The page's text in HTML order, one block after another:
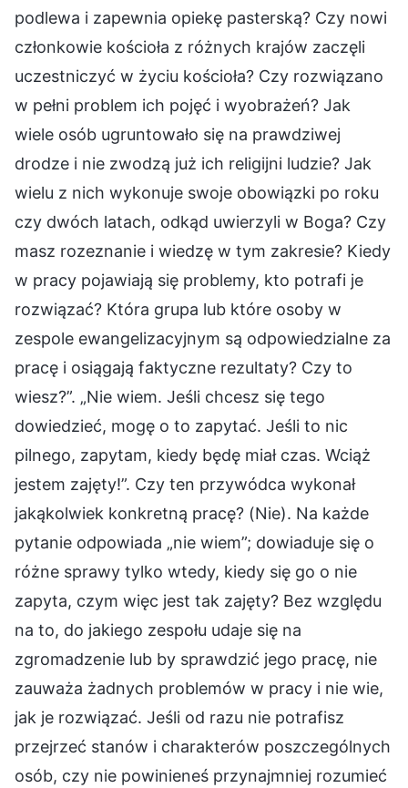
podlewa i zapewnia opiekę pasterską? Czy nowi
członkowie kościoła z różnych krajów zaczęli
uczestniczyć w życiu kościoła? Czy rozwiązano
w pełni problem ich pojęć i wyobrażeń? Jak
wiele osób ugruntowało się na prawdziwej
drodze i nie zwodzą już ich religijni ludzie? Jak
wielu z nich wykonuje swoje obowiązki po roku
czy dwóch latach, odkąd uwierzyli w Boga? Czy
masz rozeznanie i wiedzę w tym zakresie? Kiedy
w pracy pojawiają się problemy, kto potrafi je
rozwiązać? Która grupa lub które osoby w
zespole ewangelizacyjnym są odpowiedzialne za
pracę i osiągają faktyczne rezultaty? Czy to
wiesz?”. „Nie wiem. Jeśli chcesz się tego
dowiedzieć, mogę o to zapytać. Jeśli to nic
pilnego, zapytam, kiedy będę miał czas. Wciąż
jestem zajęty!”. Czy ten przywódca wykonał
jakąkolwiek konkretną pracę? (Nie). Na każde
pytanie odpowiada „nie wiem”; dowiaduje się o
różne sprawy tylko wtedy, kiedy się go o nie
zapyta, czym więc jest tak zajęty? Bez względu
na to, do jakiego zespołu udaje się na
zgromadzenie lub by sprawdzić jego pracę, nie
zauważa żadnych problemów w pracy i nie wie,
jak je rozwiązać. Jeśli od razu nie potrafisz
przejrzeć stanów i charakterów poszczególnych
osób, czy nie powinieneś przynajmniej rozumieć